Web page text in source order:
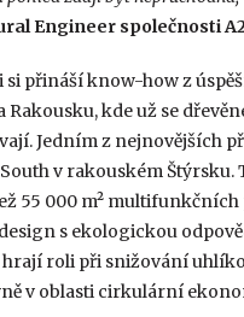
Engineer společnosti
si přináší know-how z
Rakousku, kde už se
Jedním z nejnovějších
v rakouském Štýrsku.
55 000 m² multifunkčních
s ekologickou
roli při snižování
v oblasti cirkulární